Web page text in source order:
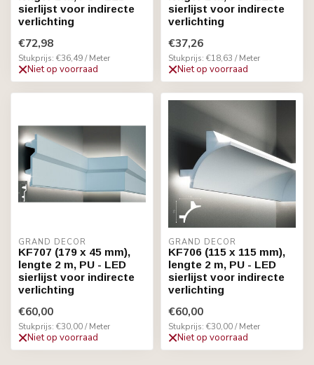
sierlijst voor indirecte
verlichting
€72,98
Stukprijs: €36,49 / Meter
Niet op voorraad
sierlijst voor indirecte
verlichting
€37,26
Stukprijs: €18,63 / Meter
Niet op voorraad
GRAND DECOR
KF707 (179 x 45 mm),
lengte 2 m, PU - LED
sierlijst voor indirecte
verlichting
€60,00
Stukprijs: €30,00 / Meter
Niet op voorraad
GRAND DECOR
KF706 (115 x 115 mm),
lengte 2 m, PU - LED
sierlijst voor indirecte
verlichting
€60,00
Stukprijs: €30,00 / Meter
Niet op voorraad